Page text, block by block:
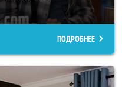
ПОДРОБНЕЕ